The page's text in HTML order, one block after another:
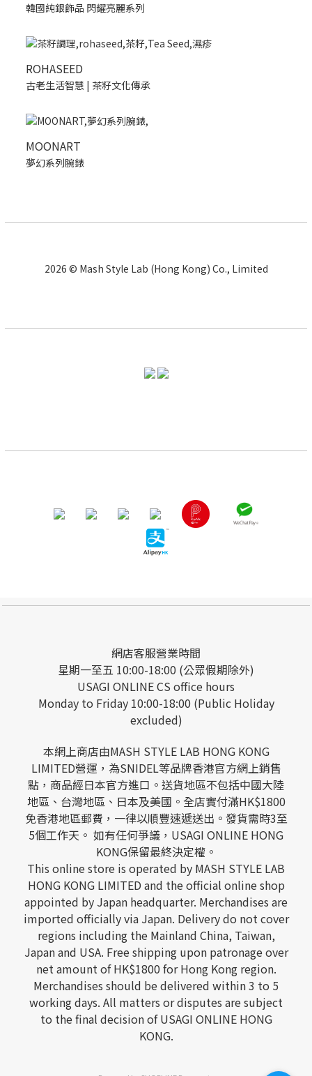
韓國純銀飾品 閃耀亮麗系列
ROHASEED
古老生活智慧 | 茶籽文化傳承
MOONART
夢幻系列腕錶
2026 © Mash Style Lab (Hong Kong) Co., Limited
網店客服營業時間
星期一至五 10:00-18:00 (公眾假期除外)
USAGI ONLINE CS office hours
Monday to Friday 10:00-18:00 (Public Holiday
excluded)
本網上商店由MASH STYLE LAB HONG KONG
LIMITED營運，為SNIDEL等品牌香港官方網上銷售
點，商品經日本官方進口。送貨地區不包括中國大陸
地區、台灣地區、日本及美國。全店實付滿HK$1800
免香港地區郵費，一律以順豐速遞送出。發貨需時3至
5個工作天。 如有任何爭議，USAGI ONLINE HONG
KONG保留最終決定權。
This online store is operated by MASH STYLE LAB
HONG KONG LIMITED and the official online shop
appointed by Japan headquarter. Merchandises are
imported officially via Japan. Delivery do not cover
regions including the Mainland China, Taiwan,
Japan and USA. Free shipping upon patronage over
net amount of HK$1800 for Hong Kong region.
Merchandises should be delivered within 3 to 5
working days. All matters or disputes are subject
to the final decision of USAGI ONLINE HONG
KONG.